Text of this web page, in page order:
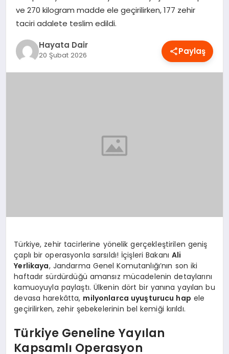
OYUN
RÜYA TABIRLERI
ve 270 kilogram madde ele geçirilirken, 177 zehir
taciri adalete teslim edildi.
Hayata Dair
20 Şubat 2026 Paylaş
Türkiye, zehir tacirlerine yönelik gerçekleştirilen geniş
çaplı bir operasyonla sarsıldı! İçişleri Bakanı Ali
Yerlikaya, Jandarma Genel Komutanlığı’nın son iki
haftadır sürdürdüğü amansız mücadelenin detaylarını
kamuoyuyla paylaştı. Ülkenin dört bir yanına yayılan bu
devasa harekâtta, milyonlarca uyuşturucu hap ele
geçirilirken, zehir şebekelerinin bel kemiği kırıldı.
Türkiye Geneline Yayılan
Kapsamlı Operasyon